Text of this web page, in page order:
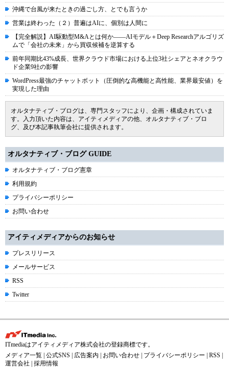
沖縄で台風が来たときの過ごし方、とでも言うか
営業は終わった（２）普遍はAIに、個別は人間に
【完全解説】AI駆動型M&Aとは何か――AIモデル＋Deep Researchアルゴリズ
ムで「会社の未来」から買収候補を逆算する
前年同期比43%成長、世界クラウド市場における上位3社シェアとネオクラウ
ド企業9社の影響
WordPress最強のチャットボット（圧倒的な高機能と高性能、業界最安値）を
実現した理由
オルタナティブ・ブログは、専門スタッフにより、企画・構成されていま
す。入力頂いた内容は、アイティメディアの他、オルタナティブ・ブロ
グ、及び本記事執筆会社に提供されます。
オルタナティブ・ブログ GUIDE
オルタナティブ・ブログ憲章
利用規約
プライバシーポリシー
お問い合わせ
アイティメディアからのお知らせ
プレスリリース
メールサービス
RSS
Twitter
ITmediaはアイティメディア株式会社の登録商標です。
メディア一覧 公式SNS 広告案内 お問い合わせ プライバシーポリシー RSS
運営会社
採用情報